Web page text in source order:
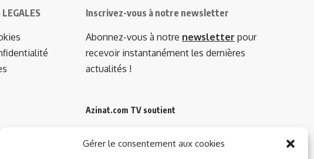
Gérer le consentement aux cookies
Inscrivez-vous à notre newsletter
Abonnez-vous à notre newsletter pour
recevoir instantanément les dernières
actualités !
Azinat.com TV soutient